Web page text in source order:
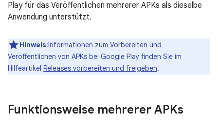
Play für das Veröffentlichen mehrerer APKs als dieselbe
Anwendung unterstützt.
Hinweis:Informationen zum Vorbereiten und
Veröffentlichen von APKs bei Google Play finden Sie im
Hilfeartikel Releases vorbereiten und freigeben.
Funktionsweise mehrerer APKs